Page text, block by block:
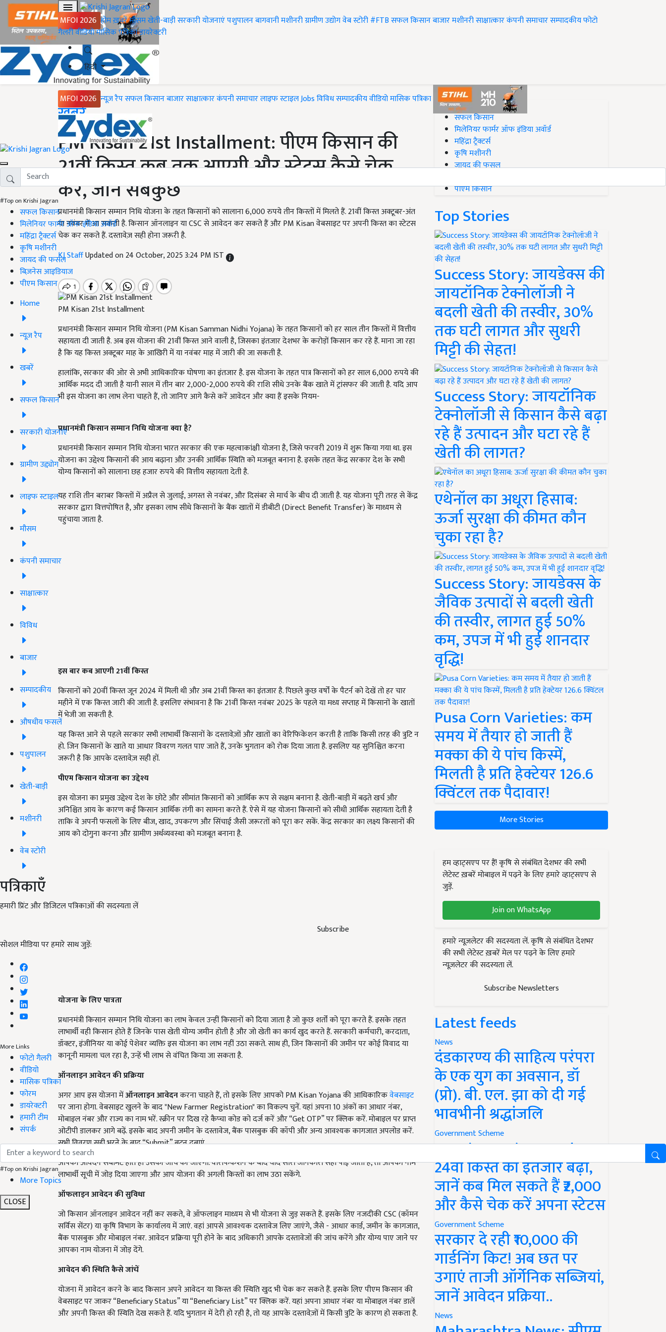
MFOI 2026 होमख़बरेंमौसमखेती-बाड़ीसरकारी योजनाएंपशुपालनबागवानीमशीनरीग्रामीण उद्योगवेब स्टोरी#FTBसफल किसानबाजारमशीनरीसाक्षात्कारकंपनी समाचारसम्पादकीयफोटो
गैलरीवीडियोमासिक पत्रिकाडायरेक्टरी
हिंदी
MFOI 2026 न्यूज़ रैपसफल किसानबाजारसाक्षात्कारकंपनी समाचारलाइफ स्टाइलJobsविविधसम्पादकीयवीडियोमासिक पत्रिका
#Top on Krishi Jagran
सफल किसान
मिलेनियर फार्मर ऑफ इंडिया अवॉर्ड
महिंद्रा ट्रैक्टर्स
कृषि मशीनरी
जायद की फसल
बिज़नेस आइडियाज
पीएम किसान
Home
न्यूज़ रैप
खबरें
सफल किसान
सरकारी योजनाएं
ग्रामीण उद्द्योग
लाइफ स्टाइल
मौसम
कंपनी समाचार
साक्षात्कार
विविध
बाजार
सम्पादकीय
औषधीय फसलें
पशुपालन
खेती-बाड़ी
मशीनरी
वेब स्टोरी
पत्रिकाएँ
हमारी प्रिंट और डिजिटल पत्रिकाओं की सदस्यता लें
Subscribe
सोशल मीडिया पर हमारे साथ जुड़ें:
More Links
फोटो गैलरी
वीडियो
मासिक पत्रिका
फोरम
डायरेक्टरी
हमारी टीम
संपर्क
#Top on Krishi Jagran
More Topics
CLOSE
Home
ख़बरें
PM Kisan 21st Installment: पीएम किसान की
21वीं किस्त कब तक आएगी और स्टेटस कैसे चेक
करें, जानें सबकुछ
प्रधानमंत्री किसान सम्मान निधि योजना के तहत किसानों को सालाना 6,000 रुपये तीन किस्तों में मिलते हैं. 21वीं किस्त अक्टूबर-अंत
या नवंबर में आ सकती है. किसान ऑनलाइन या CSC से आवेदन कर सकते हैं और PM Kisan वेबसाइट पर अपनी किस्त का स्टेटस
चेक कर सकते हैं. दस्तावेज़ सही होना जरूरी है.
KJ StaffUpdated on 24 October, 2025 3:24 PM IST
PM Kisan 21st Installment
प्रधानमंत्री किसान सम्मान निधि योजना (PM Kisan Samman Nidhi Yojana) के तहत किसानों को हर साल तीन किस्तों में वित्तीय
सहायता दी जाती है. अब इस योजना की 21वीं किस्त आने वाली है, जिसका इंतजार देशभर के करोड़ों किसान कर रहे हैं. माना जा रहा
है कि यह किस्त अक्टूबर माह के आखिरी में या नवंबर माह में जारी की जा सकती है.
हालांकि, सरकार की ओर से अभी आधिकारिक घोषणा का इंतजार है. इस योजना के तहत पात्र किसानों को हर साल 6,000 रुपये की
आर्थिक मदद दी जाती है यानी साल में तीन बार 2,000-2,000 रुपये की राशि सीधे उनके बैंक खाते में ट्रांसफर की जाती है. यदि आप
भी इस योजना का लाभ लेना चाहते हैं, तो जानिए आगे कैसे करें आवेदन और क्या हैं इसके नियम-
प्रधानमंत्री किसान सम्मान निधि योजना क्या है?
प्रधानमंत्री किसान सम्मान निधि योजना भारत सरकार की एक महत्वाकांक्षी योजना है, जिसे फरवरी 2019 में शुरू किया गया था. इस
योजना का उद्देश्य किसानों की आय बढ़ाना और उनकी आर्थिक स्थिति को मजबूत बनाना है. इसके तहत केंद्र सरकार देश के सभी
योग्य किसानों को सालाना छह हजार रुपये की वित्तीय सहायता देती है.
यह राशि तीन बराबर किस्तों में अप्रैल से जुलाई, अगस्त से नवंबर, और दिसंबर से मार्च के बीच दी जाती है. यह योजना पूरी तरह से केंद्र
सरकार द्वारा वित्तपोषित है, और इसका लाभ सीधे किसानों के बैंक खातों में डीबीटी (Direct Benefit Transfer) के माध्यम से
पहुंचाया जाता है.
इस बार कब आएगी 21वीं किस्त
किसानों को 20वीं किस्त जून 2024 में मिली थी और अब 21वीं किस्त का इंतजार है. पिछले कुछ वर्षों के पैटर्न को देखें तो हर चार
महीने में एक किस्त जारी की जाती है. इसलिए संभावना है कि 21वीं किस्त नवंबर 2025 के पहले या मध्य सप्ताह में किसानों के खातों
में भेजी जा सकती है.
यह किस्त आने से पहले सरकार सभी लाभार्थी किसानों के दस्तावेज़ों और खातों का वेरिफिकेशन करती है ताकि किसी तरह की त्रुटि न
हो. जिन किसानों के खाते या आधार विवरण गलत पाए जाते हैं, उनके भुगतान को रोक दिया जाता है. इसलिए यह सुनिश्चित करना
जरूरी है कि आपके दस्तावेज़ सही हों.
पीएम किसान योजना का उद्देश्य
इस योजना का प्रमुख उद्देश्य देश के छोटे और सीमांत किसानों को आर्थिक रूप से सक्षम बनाना है. खेती-बाड़ी में बढ़ते खर्च और
अनिश्चित आय के कारण कई किसान आर्थिक तंगी का सामना करते हैं. ऐसे में यह योजना किसानों को सीधी आर्थिक सहायता देती है
ताकि वे अपनी फसलों के लिए बीज, खाद, उपकरण और सिंचाई जैसी जरूरतों को पूरा कर सकें. केंद्र सरकार का लक्ष्य किसानों की
आय को दोगुना करना और ग्रामीण अर्थव्यवस्था को मजबूत बनाना है.
योजना के लिए पात्रता
प्रधानमंत्री किसान सम्मान निधि योजना का लाभ केवल उन्हीं किसानों को दिया जाता है जो कुछ शर्तों को पूरा करते हैं. इसके तहत
लाभार्थी वही किसान होते हैं जिनके पास खेती योग्य जमीन होती है और जो खेती का कार्य खुद करते हैं. सरकारी कर्मचारी, करदाता,
डॉक्टर, इंजीनियर या कोई पेशेवर व्यक्ति इस योजना का लाभ नहीं उठा सकते. साथ ही, जिन किसानों की जमीन पर कोई विवाद या
कानूनी मामला चल रहा है, उन्हें भी लाभ से वंचित किया जा सकता है.
ऑनलाइन आवेदन की प्रक्रिया
अगर आप इस योजना मेंऑनलाइन आवेदनकरना चाहते हैं, तो इसके लिए आपको PM Kisan Yojana की आधिकारिकवेबसाइट
पर जाना होगा. वेबसाइट खुलने के बाद "New Farmer Registration" का विकल्प चुनें. यहां अपना 10 अंकों का आधार नंबर,
मोबाइल नंबर और राज्य का नाम भरें. स्क्रीन पर दिख रहे कैप्चा कोड को दर्ज करें और “Get OTP” पर क्लिक करें. मोबाइल पर प्राप्त
ओटीपी डालकर आगे बढ़ें. इसके बाद अपनी जमीन के दस्तावेज, बैंक पासबुक की कॉपी और अन्य आवश्यक कागजात अपलोड करें.
सभी विवरण सही भरने के बाद “Submit” बटन दबाएं.
आपका आवेदन सबमिट होते ही उसकी जांच की जाएगी. वेरिफिकेशन के बाद यदि सारी जानकारी सही पाई जाती है, तो आपका नाम
लाभार्थी सूची में जोड़ दिया जाएगा और आप योजना की अगली किस्तों का लाभ उठा सकेंगे.
ऑफलाइन आवेदन की सुविधा
जो किसान ऑनलाइन आवेदन नहीं कर सकते, वे ऑफलाइन माध्यम से भी योजना से जुड़ सकते हैं. इसके लिए नजदीकी CSC (कॉमन
सर्विस सेंटर) या कृषि विभाग के कार्यालय में जाएं. वहां आपसे आवश्यक दस्तावेज लिए जाएंगे, जैसे - आधार कार्ड, जमीन के कागजात,
बैंक पासबुक और मोबाइल नंबर. आवेदन प्रक्रिया पूरी होने के बाद अधिकारी आपके दस्तावेजों की जांच करेंगे और योग्य पाए जाने पर
आपका नाम योजना में जोड़ देंगे.
आवेदन की स्थिति कैसे जांचें
योजना में आवेदन करने के बाद किसान अपने आवेदन या किस्त की स्थिति खुद भी चेक कर सकते हैं. इसके लिए पीएम किसान की
वेबसाइट पर जाकर “Beneficiary Status” या “Beneficiary List” पर क्लिक करें. यहां अपना आधार नंबर या मोबाइल नंबर डालें
और अपनी किस्त की स्थिति देख सकते हैं. यदि भुगतान में देरी हो रही है, तो यह आपके दस्तावेज़ों में किसी त्रुटि के कारण हो सकता है.
#Top on Krishi Jagran
सफल किसान
मिलेनियर फार्मर ऑफ इंडिया अवॉर्ड
महिंद्रा ट्रैक्टर्स
कृषि मशीनरी
जायद की फसल
पीएम किसान
Top Stories
Success Story: जायडेक्स की
जायटॉनिक टेक्नोलॉजी ने
बदली खेती की तस्वीर, 30%
तक घटी लागत और सुधरी
मिट्टी की सेहत!
Success Story: जायटॉनिक
टेक्नोलॉजी से किसान कैसे बढ़ा
रहे हैं उत्पादन और घटा रहे हैं
खेती की लागत?
एथेनॉल का अधूरा हिसाब:
ऊर्जा सुरक्षा की कीमत कौन
चुका रहा है?
Success Story: जायडेक्स के
जैविक उत्पादों से बदली खेती
की तस्वीर, लागत हुई 50%
कम, उपज में भी हुई शानदार
वृद्धि!
Pusa Corn Varieties: कम
समय में तैयार हो जाती हैं
मक्का की ये पांच किस्में,
मिलती है प्रति हेक्टेयर 126.6
क्विंटल तक पैदावार!
More Stories
हम व्हाट्सएप पर हैं! कृषि से संबंधित देशभर की सभी
लेटेस्ट ख़बरें मोबाइल में पढ़ने के लिए हमारे व्हाट्सएप से
जुड़ें.
Join on WhatsApp
हमारे न्यूज़लेटर की सदस्यता लें. कृषि से संबंधित देशभर
की सभी लेटेस्ट ख़बरें मेल पर पढ़ने के लिए हमारे
न्यूज़लेटर की सदस्यता लें.
Subscribe Newsletters
Latest feeds
News
दंडकारण्य की साहित्य परंपरा
के एक युग का अवसान, डॉ
(प्रो). बी. एल. झा को दी गई
भावभीनी श्रद्धांजलि
Government Scheme
PM Kisan Yojana Update:
24वीं किस्त का इंतजार बढ़ा,
जानें कब मिल सकते हैं ₹2,000
और कैसे चेक करें अपना स्टेटस
Government Scheme
सरकार दे रही ₹10,000 की
गार्डनिंग किट! अब छत पर
उगाएं ताजी ऑर्गेनिक सब्जियां,
जानें आवेदन प्रक्रिया..
News